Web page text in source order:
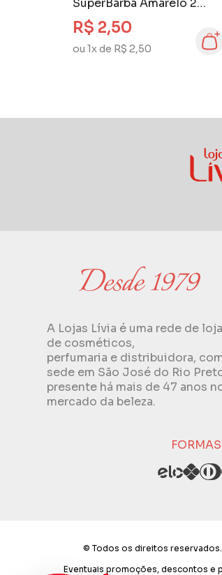
SuperBarba Amarelo 2
unidades
R$ 2,50
ou 1x de R$ 2,50
A Lojas Lívia é uma rede de
de cosméticos,
perfumaria e distribuidora,
sede em São José do Rio
presente há mais de 47 anos
mercado da beleza.
© Todos os direitos reservados.
Eventuais promoções, descontos e